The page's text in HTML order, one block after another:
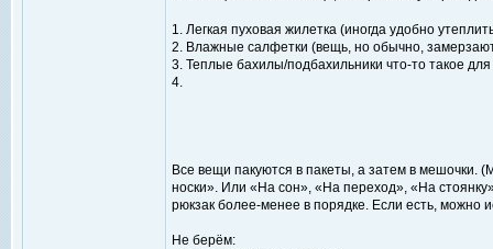
1. Легкая пуховая жилетка (иногда удобно
2. Влажные салфетки (вещь, но обычно,
3. Теплые бахилы/подбахильники что-то такое
4.
Все вещи пакуются в пакеты, а затем в
носки». Или «На сон», «На переход», «На
рюкзак более-менее в порядке. Если есть, можно
Не берём: